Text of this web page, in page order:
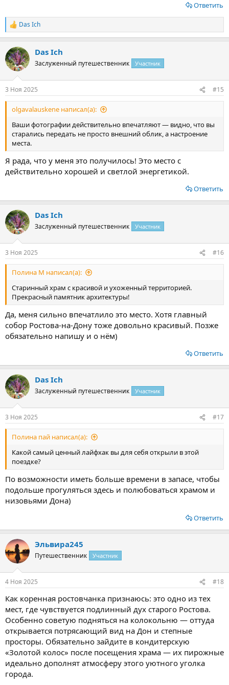
Ответить
Р
е
к
ц
и
Das Ich
Das Ich
Заслуженный путешественник Участник
3 Ноя 2025 #15
olgavalauskene написал(а):
Ваши фотографии действительно впечатляют — видно, что вы
старались передать не просто внешний облик, а настроение
места.
Я рада, что у меня это получилось! Это место с
действительно хорошей и светлой энергетикой.
Ответить
Das Ich
Заслуженный путешественник Участник
3 Ноя 2025 #16
Полина М написал(а):
Старинный храм с красивой и ухоженный территорией.
Прекрасный памятник архитектуры!
Да, меня сильно впечатлило это место. Хотя главный
собор Ростова-на-Дону тоже довольно красивый. Позже
обязательно напишу и о нём)
Ответить
Das Ich
Заслуженный путешественник Участник
3 Ноя 2025 #17
Полина пай написал(а):
Какой самый ценный лайфхак вы для себя открыли в этой
поездке?
По возможности иметь больше времени в запасе, чтобы
подольше прогуляться здесь и полюбоваться храмом и
низовьями Дона)
Ответить
Эльвира245
Путешественник Участник
4 Ноя 2025 #18
Как коренная ростовчанка признаюсь: это одно из тех
мест, где чувствуется подлинный дух старого Ростова.
Особенно советую подняться на колокольню — оттуда
открывается потрясающий вид на Дон и степные
просторы. Обязательно зайдите в кондитерскую
«Золотой колос» после посещения храма — их пирожные
идеально дополнят атмосферу этого уютного уголка
города.